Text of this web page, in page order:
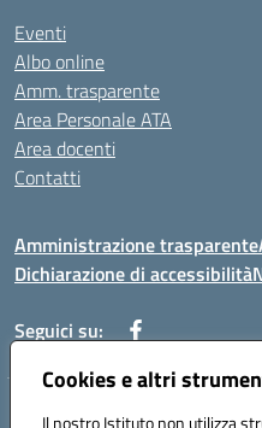
Cookies e altri
Il nostro Istituto non utilizza
Eventi
Albo online
Amm. trasparente
Area Personale ATA
Area docenti
Contatti
Amministrazione trasparente
Dichiarazione di accessibilità
Seguici su:
Indirizzo: VIA BRECCIAME, 46 -